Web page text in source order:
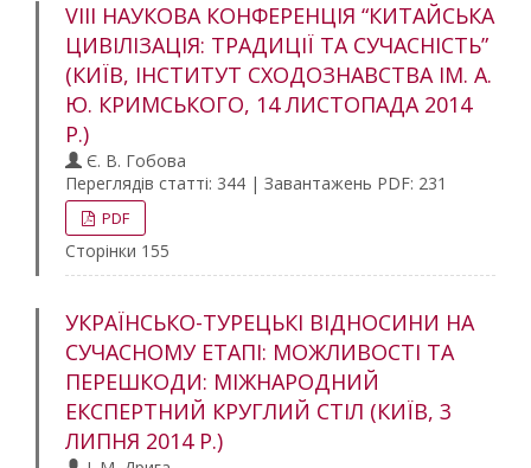
VIII НАУКОВА КОНФЕРЕНЦІЯ “КИТАЙСЬКА
ЦИВІЛІЗАЦІЯ: ТРАДИЦІЇ ТА СУЧАСНІСТЬ”
(КИЇВ, ІНСТИТУТ СХОДОЗНАВСТВА ІМ. А.
Ю. КРИМСЬКОГО, 14 ЛИСТОПАДА 2014
Р.)
Є. В. Гобова
Переглядів статті: 344 | Завантажень PDF: 231
PDF
Сторінки 155
УКРАЇНСЬКО-ТУРЕЦЬКІ ВІДНОСИНИ НА
СУЧАСНОМУ ЕТАПІ: МОЖЛИВОСТІ ТА
ПЕРЕШКОДИ: МІЖНАРОДНИЙ
ЕКСПЕРТНИЙ КРУГЛИЙ СТІЛ (КИЇВ, 3
ЛИПНЯ 2014 Р.)